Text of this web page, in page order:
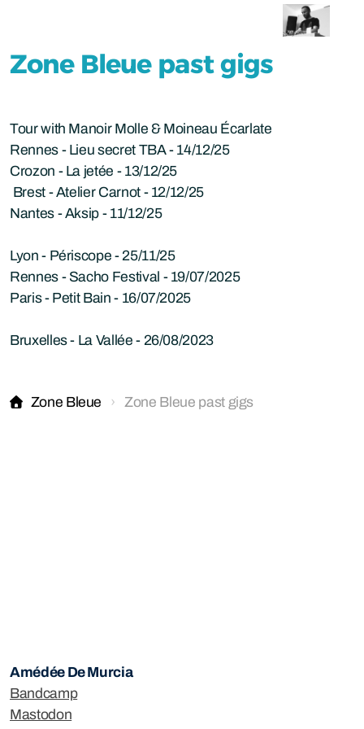
Zone Bleue past gigs
Tour with Manoir Molle & Moineau Écarlate
Rennes - Lieu secret TBA - 14/12/25
Crozon - La jetée - 13/12/25
Brest - Atelier Carnot - 12/12/25
Nantes - Aksip - 11/12/25
Lyon - Périscope - 25/11/25
Rennes - Sacho Festival - 19/07/2025
Paris - Petit Bain - 16/07/2025
Bruxelles - La Vallée - 26/08/2023
Zone Bleue Zone Bleue past gigs
Amédée De Murcia
Bandcamp
Mastodon